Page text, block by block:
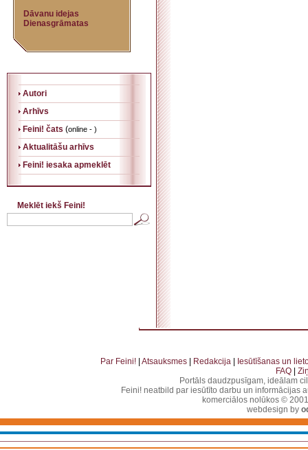
Dāvanu idejas
Dienasgrāmatas
Autori
Arhīvs
Feini! čats (online - )
Aktualitāšu arhīvs
Feini! iesaka apmeklēt
Meklēt iekš Feini!
Par Feini! Atsauksmes Redakcija
Iesūtīšanas un
FAQ
Portāls daudzpusīgam, ideālam
Feini! neatbild par iesūtīto darbu un informācijas
komerciālos nolūkos ©
webdesign by